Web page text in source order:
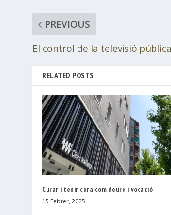
PREVIOUS
El control de la televisió pública
RELATED POSTS
Curar i tenir cura com deure i vocació
15 Febrer, 2025